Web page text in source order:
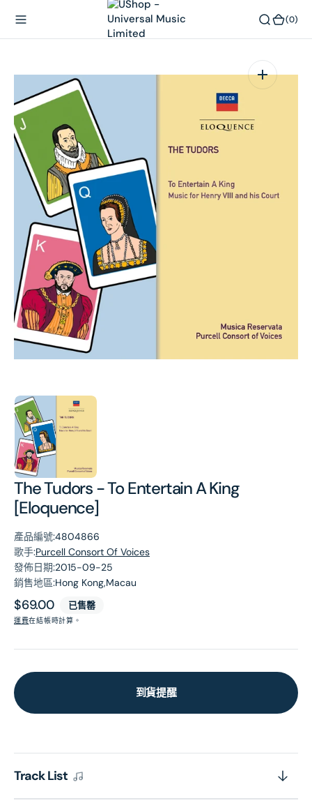
(0)
The Tudors - To Entertain A King
[Eloquence]
產品編號:4804866
歌手:Purcell Consort Of Voices
發佈日期:2015-09-25
銷售地區:Hong Kong,Macau
原
價
$69.00 已售罄
運費在結帳時計算。
到貨提醒
Track List
在
簿
中
張